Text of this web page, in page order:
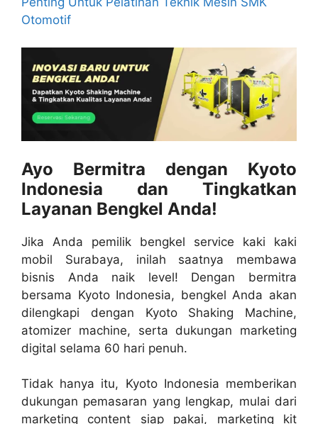
Otomotif
Ayo Bermitra dengan Kyoto
Indonesia dan Tingkatkan
Layanan Bengkel Anda!
Jika Anda pemilik bengkel service kaki kaki
mobil Surabaya, inilah saatnya membawa
bisnis Anda naik level! Dengan bermitra
bersama Kyoto Indonesia, bengkel Anda akan
dilengkapi dengan Kyoto Shaking Machine,
atomizer machine, serta dukungan marketing
digital selama 60 hari penuh.
Tidak hanya itu, Kyoto Indonesia memberikan
dukungan pemasaran yang lengkap, mulai dari
marketing content siap pakai, marketing kit